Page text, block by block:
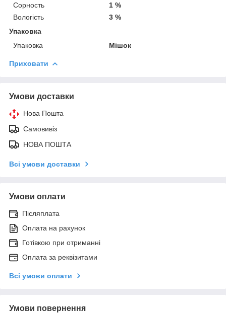
Сорность
1 %
Вологість
3 %
Упаковка
Упаковка
Мішок
Приховати
Умови доставки
Нова Пошта
Самовивіз
НОВА ПОШТА
Всі умови доставки
Умови оплати
Післяплата
Оплата на рахунок
Готівкою при отриманні
Оплата за реквізитами
Всі умови оплати
Умови повернення